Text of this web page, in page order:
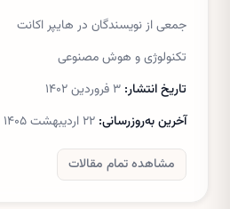
جمعی از نویسندگان در هایپر اکانت
تکنولوژی و هوش مصنوعی
تاریخ انتشار: ۳ فروردین ۱۴۰۲
آخرین به‌روزرسانی: ۲۲ اردیبهشت ۱۴۰۵
مشاهده تمام مقالات